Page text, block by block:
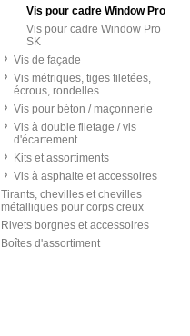
Vis pour cadre Window Pro
Vis pour cadre Window Pro
SK
Vis de façade
Vis métriques, tiges filetées,
écrous, rondelles
Vis pour béton / maçonnerie
Vis à double filetage / vis
d'écartement
Kits et assortiments
Vis à asphalte et accessoires
Tirants, chevilles et chevilles
métalliques pour corps creux
Rivets borgnes et accessoires
Boîtes d'assortiment